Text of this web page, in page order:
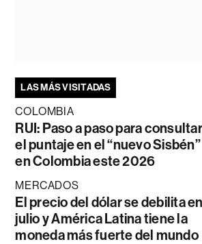
LAS MÁS VISITADAS
COLOMBIA
RUI: Paso a paso para consultar
el puntaje en el “nuevo Sisbén”
en Colombia este 2026
MERCADOS
El precio del dólar se debilita en
julio y América Latina tiene la
moneda más fuerte del mundo